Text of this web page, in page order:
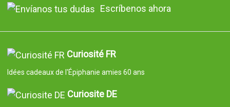
Escríbenos ahora
Curiosité FR
Idées cadeaux de l'Épiphanie amies 60 ans
Curiosite DE